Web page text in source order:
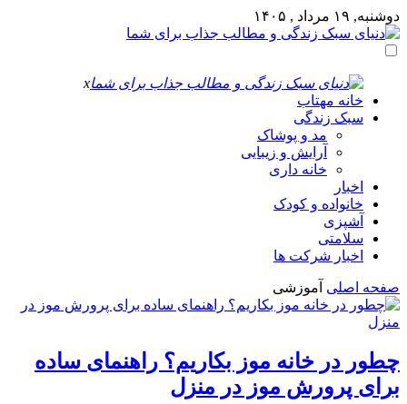
دوشنبه, ۱۹ مرداد , ۱۴۰۵
x
خانه مهتاب
سبک زندگی
مد و پوشاک
آرایش و زیبایی
خانه داری
اخبار
خانواده و کودک
آشپزی
سلامتی
اخبار شرکت ها
صفحه اصلی آموزشی
چطور در خانه موز بکاریم؟ راهنمای ساده
برای پرورش موز در منزل